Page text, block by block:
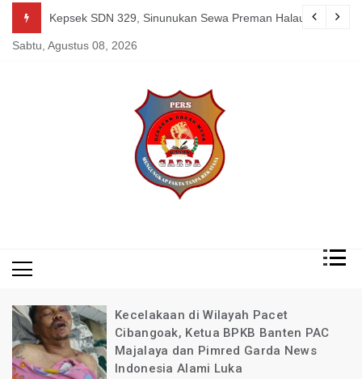
content
Uden Pimred Garda News Indonesia yang Sedang Pemulihan
Kepsek SDN 329, Sinunukan Sewa Preman Halau LSM
Sabtu, Agustus 08, 2026
Kecelakaan di Wilayah Pacet
Cibangoak, Ketua BPKB Banten PAC
Majalaya dan Pimred Garda News
Indonesia Alami Luka